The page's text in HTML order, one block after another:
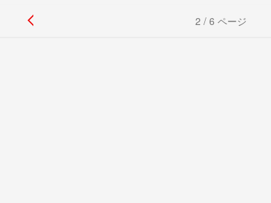
2 / 6 ページ